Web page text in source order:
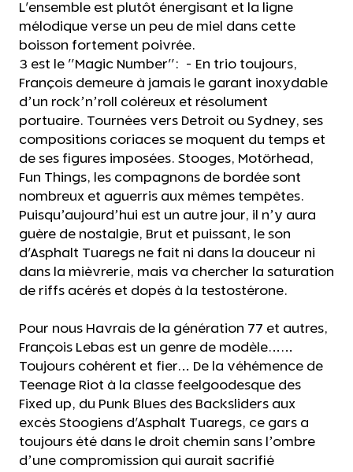
L'ensemble est plutôt énergisant et la ligne
mélodique verse un peu de miel dans cette
boisson fortement poivrée.
3 est le "Magic Number": - En trio toujours,
François demeure à jamais le garant inoxydable
d’un rock’n’roll coléreux et résolument
portuaire. Tournées vers Detroit ou Sydney, ses
compositions coriaces se moquent du temps et
de ses figures imposées. Stooges, Motörhead,
Fun Things, les compagnons de bordée sont
nombreux et aguerris aux mêmes tempêtes.
Puisqu’aujourd’hui est un autre jour, il n’y aura
guère de nostalgie, Brut et puissant, le son
d'Asphalt Tuaregs ne fait ni dans la douceur ni
dans la mièvrerie, mais va chercher la saturation
de riffs acérés et dopés à la testostérone.
Pour nous Havrais de la génération 77 et autres,
François Lebas est un genre de modèle……
Toujours cohérent et fier… De la véhémence de
Teenage Riot à la classe feelgoodesque des
Fixed up, du Punk Blues des Backsliders aux
excès Stoogiens d'Asphalt Tuaregs, ce gars a
toujours été dans le droit chemin sans l’ombre
d’une compromission qui aurait sacrifié